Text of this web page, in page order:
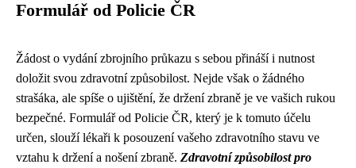
Formulář od Policie ČR
Žádost o vydání zbrojního průkazu s sebou přináší i nutnost
doložit svou zdravotní způsobilost. Nejde však o žádného
strašáka, ale spíše o ujištění, že držení zbraně je ve vašich rukou
bezpečné. Formulář od Policie ČR, který je k tomuto účelu
určen, slouží lékaři k posouzení vašeho zdravotního stavu ve
vztahu k držení a nošení zbraně. Zdravotní způsobilost pro